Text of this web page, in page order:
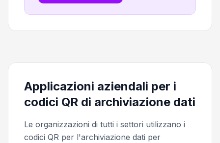
Applicazioni aziendali per i
codici QR di archiviazione dati
Le organizzazioni di tutti i settori utilizzano i
codici QR per l'archiviazione dati per